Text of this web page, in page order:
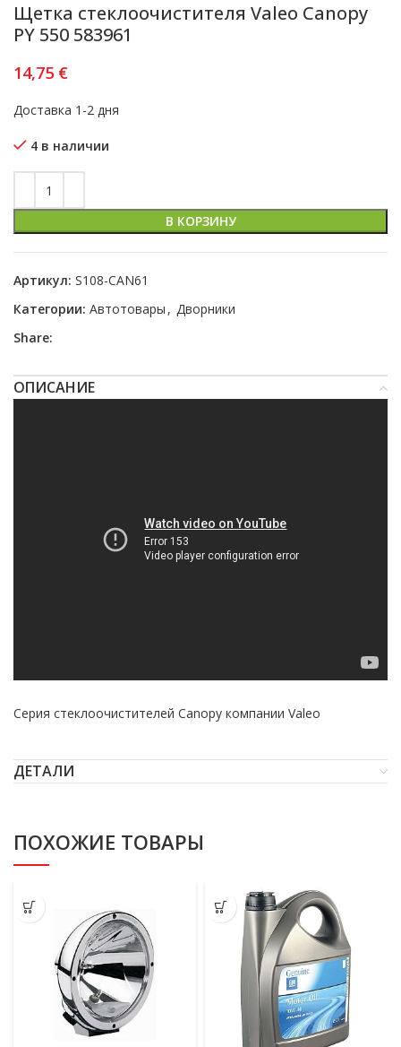
Щеткa стеклоочистителя Valeo Canopy
PY 550 583961
14,75 €
Доставка 1-2 дня
4 в наличии
В КОРЗИНУ
Артикул: S108-CAN61
Категории: Автотовары , Дворники
Share:
ОПИСАНИЕ
Серия стеклоочистителей Canopy компании Valeo
ДЕТАЛИ
ПОХОЖИЕ ТОВАРЫ